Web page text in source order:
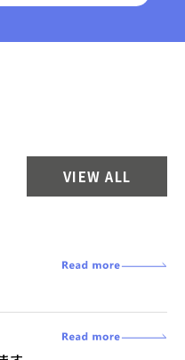
VIEW ALL